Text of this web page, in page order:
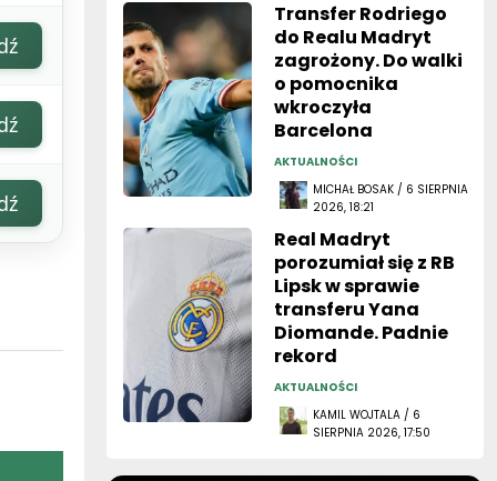
Transfer Rodriego
do Realu Madryt
zagrożony. Do walki
o pomocnika
wkroczyła
Barcelona
AKTUALNOŚCI
MICHAŁ BOSAK / 6 SIERPNIA
2026, 18:21
Real Madryt
porozumiał się z RB
Lipsk w sprawie
transferu Yana
Diomande. Padnie
rekord
AKTUALNOŚCI
KAMIL WOJTALA / 6
SIERPNIA 2026, 17:50